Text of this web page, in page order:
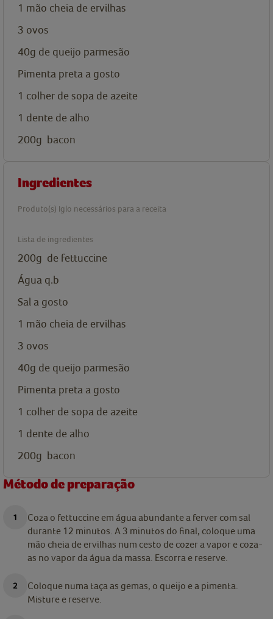
1 mão cheia de ervilhas
3 ovos
40g de queijo parmesão
Pimenta preta a gosto
1 colher de sopa de azeite
1 dente de alho
200g bacon
Ingredientes
Produto(s) Iglo necessários para a receita
Lista de ingredientes
200g de fettuccine
Água q.b
Sal a gosto
1 mão cheia de ervilhas
3 ovos
40g de queijo parmesão
Pimenta preta a gosto
1 colher de sopa de azeite
1 dente de alho
200g bacon
Método de preparação
Coza o fettuccine em água abundante a ferver com sal
durante 12 minutos. A 3 minutos do final, coloque uma
mão cheia de ervilhas num cesto de cozer a vapor e coza-
as no vapor da água da massa. Escorra e reserve.
Coloque numa taça as gemas, o queijo e a pimenta.
Misture e reserve.